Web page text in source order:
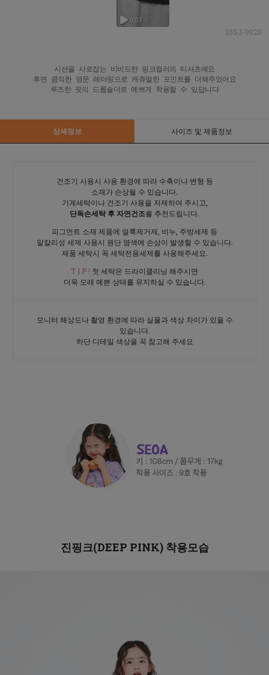
25SJ-9020
시선을 사로잡는 비비드한 핑크컬러의 티셔츠예요
후면 큼직한 영문 레터링으로 캐쥬얼한 포인트를 더해주었어요
루즈한 핏의 드롭숄더로 예쁘게 착용할 수 있답니다
상세정보 사이즈 및 제품정보
건조기 사용시 사용 환경에 따라 수축이나 변형 등
소재가 손상될 수 있습니다.
기계세탁이나 건조기 사용을 자제하여 주시고,
단독손세탁 후 자연건조를 추천드립니다.
피그먼트 소재 제품에 얼룩제거제, 비누, 주방세제 등
알칼리성 세제 사용시 원단 염색에 손상이 발생할 수 있습니다.
제품 세탁시 꼭 세탁전용세제를 사용해주세요.
T I P ! 첫 세탁은 드라이클리닝 해주시면
더욱 오래 예쁜 상태를 유지하실 수 있습니다.
모니터 해상도나 촬영 환경에 따라 실물과 색상 차이가 있을 수
있습니다.
하단 디테일 색상을 꼭 참고해 주세요
진핑크(DEEP PINK)